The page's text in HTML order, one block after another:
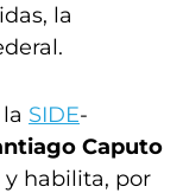
la
SIDE-
Caputo
y habilita, por